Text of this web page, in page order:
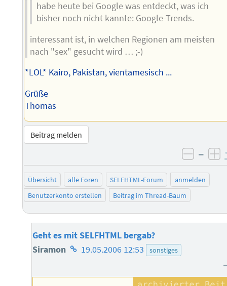
habe heute bei Google was entdeckt, was ich
bisher noch nicht kannte: Google-Trends.
interessant ist, in welchen Regionen am meisten
nach "sex" gesucht wird … ;-)
*LOL* Kairo, Pakistan, vientamesisch ...
Grüße
Thomas
Beitrag melden
–
Übersicht alle Foren SELFHTML-Forum
anmelden
Benutzerkonto erstellen
Beitrag im Thread-Baum
Geht es mit SELFHTML bergab?
Siramon Homepage
Autors
19.05.2006 12:53 sonstiges